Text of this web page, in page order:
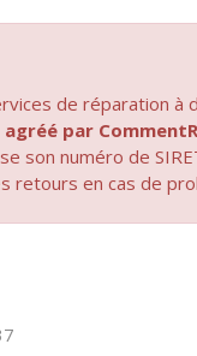
de réparation à
par
son numéro de
retours en cas de